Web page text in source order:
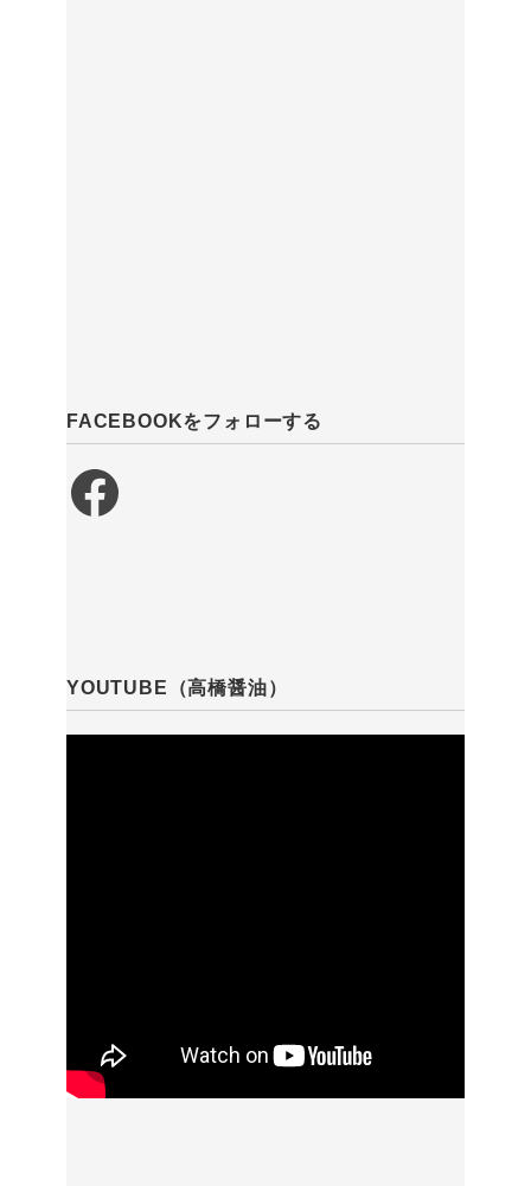
FACEBOOKをフォローする
Facebook
YOUTUBE（高橋醤油）